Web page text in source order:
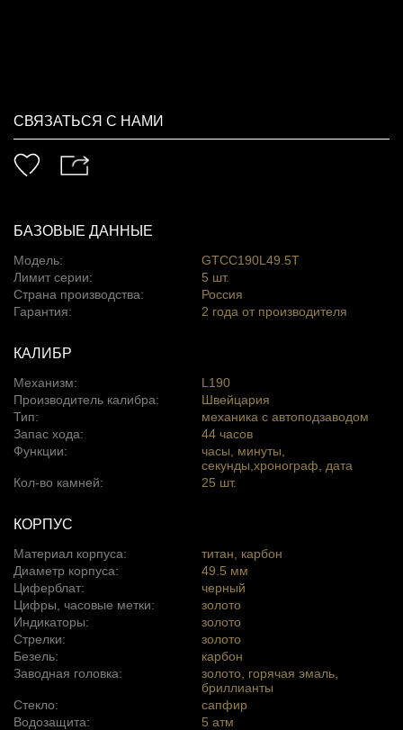
СВЯЗАТЬСЯ С НАМИ
БАЗОВЫЕ ДАННЫЕ
Модель:
GTCC190L49.5T
Лимит серии:
5 шт.
Страна производства:
Россия
Гарантия:
2 года от производителя
КАЛИБР
Механизм:
L190
Производитель калибра:
Швейцария
Тип:
механика с автоподзаводом
Запас хода:
44 часов
Функции:
часы, минуты,
секунды,хронограф, дата
Кол-во камней:
25 шт.
КОРПУС
Материал корпуса:
титан, карбон
Диаметр корпуса:
49.5 мм
Циферблат:
черный
Цифры, часовые метки:
золото
Индикаторы:
золото
Стрелки:
золото
Безель:
карбон
Заводная головка:
золото, горячая эмаль,
бриллианты
Стекло:
сапфир
Водозащита:
5 атм